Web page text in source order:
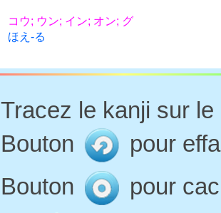
コウ; ウン; イン; オン; グ
ほえ-る
Tracez le kanji sur
Bouton
pour
Bouton
pour